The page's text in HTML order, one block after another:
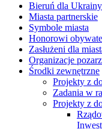
Bieruń dla Ukrainy
Miasta partnerskie
Symbole miasta
Honorowi
Zasłużeni dla
Organizacje
Środki zewnętrzne
Projekty z
Zadania w
Projekty z